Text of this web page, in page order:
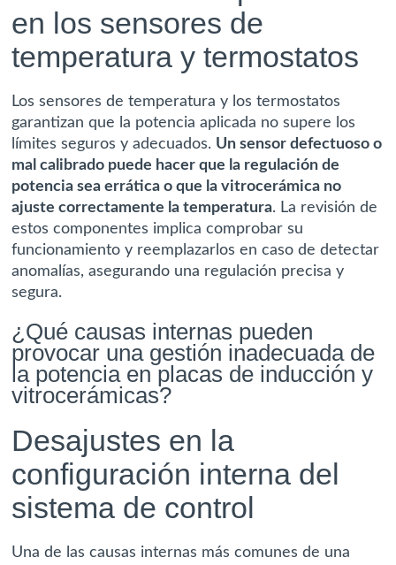
en los sensores de
temperatura y termostatos
Los sensores de temperatura y los termostatos
garantizan que la potencia aplicada no supere los
límites seguros y adecuados. Un sensor defectuoso o
mal calibrado puede hacer que la regulación de
potencia sea errática o que la vitrocerámica no
ajuste correctamente la temperatura. La revisión de
estos componentes implica comprobar su
funcionamiento y reemplazarlos en caso de detectar
anomalías, asegurando una regulación precisa y
segura.
¿Qué causas internas pueden
provocar una gestión inadecuada de
la potencia en placas de inducción y
vitrocerámicas?
Desajustes en la
configuración interna del
sistema de control
Una de las causas internas más comunes de una